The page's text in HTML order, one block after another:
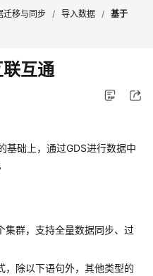
迁移与同步 / 导入数据 / 基于
互通
基础上，通过GDS进行数据中
集群，支持全量数据同步、过
，除以下语句外，其他类型的